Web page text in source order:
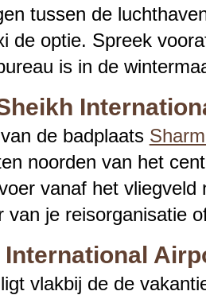
tussen de
de optie. Spreek
is in de
de badplaats
noorden van het
vanaf het
van je reisorganisatie
International
vlakbij de de